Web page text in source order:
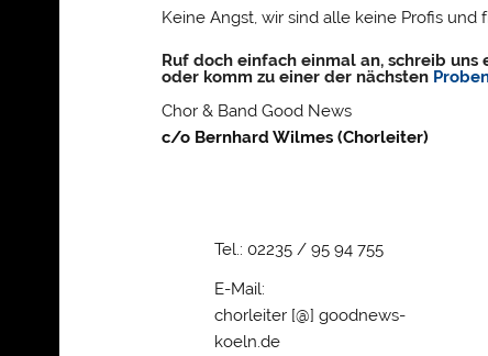
Keine Angst, wir sind alle keine Profis und
Ruf doch einfach einmal an, schreib uns
oder komm zu einer der nächsten
Chor & Band Good News
c/o Bernhard Wilmes (Chorleiter)
Tel.: 02235 / 95 94 755
E-Mail:
chorleiter [@] goodnews-
koeln.de